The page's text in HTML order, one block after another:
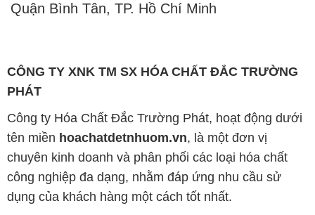
Quận Bình Tân, TP. Hồ Chí Minh
CÔNG TY XNK TM SX HÓA CHẤT ĐẮC TRƯỜNG
PHÁT
Công ty Hóa Chất Đắc Trường Phát, hoạt động dưới
tên miền hoachatdetnhuom.vn, là một đơn vị
chuyên kinh doanh và phân phối các loại hóa chất
công nghiệp đa dạng, nhằm đáp ứng nhu cầu sử
dụng của khách hàng một cách tốt nhất.